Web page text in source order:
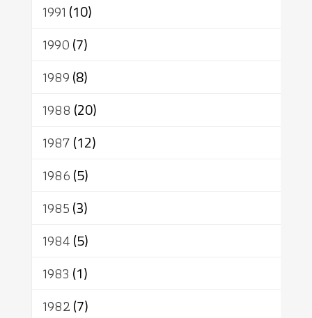
1991 (10)
1990(7)
1989(8)
1988 (20)
1987(12)
1986(5)
1985(3)
1984(5)
1983 (1)
1982(7)